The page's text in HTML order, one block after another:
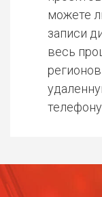
можете
записи
весь